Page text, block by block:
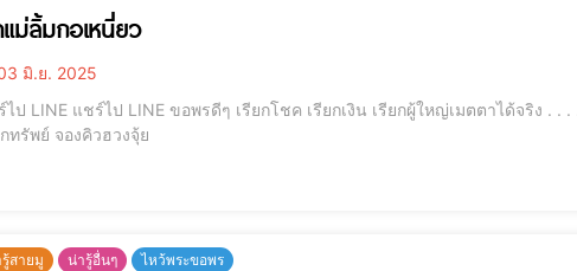
แม่ลิ้มกอเหนี่ยว
มิ.ย. 2025
โชค เรียกเงิน เรียกผู้ใหญ่เมตตาได้จริง . . . . . . . . . โมบายฮวงจุ้ย รุ่นเงินไหลมา กระเป๋าสตางค์
เรียกทรัพย์ จองคิวฮวงจุ้ย
สายมู น่ารู้อื่นๆ ไหว้พระขอพร